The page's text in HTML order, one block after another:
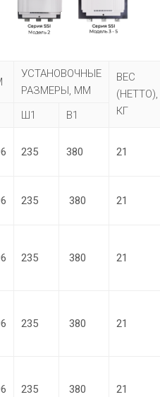
УСТАНОВОЧНЫЕ
РАЗМЕРЫ, ММ
ВЕС
(НЕТТО),
КГ
Ш1 В1
235 380 21
235 380 21
235 380 21
235 380 21
235 380 21